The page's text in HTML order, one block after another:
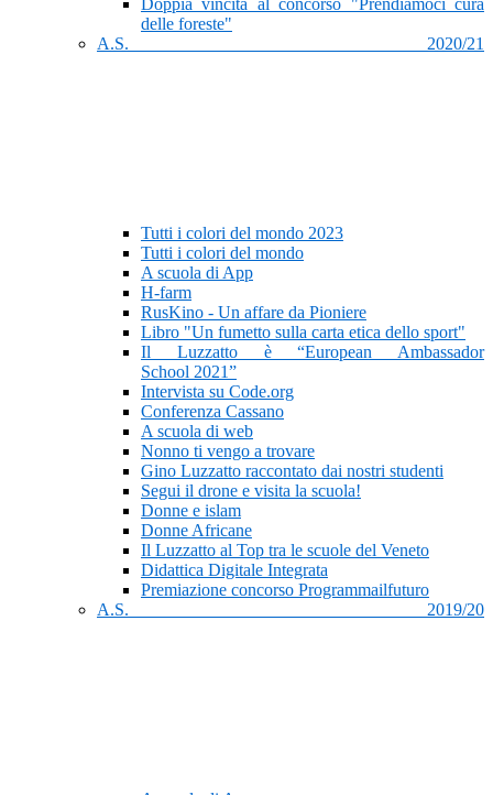
Doppia vincita al concorso "Prendiamoci cura
delle foreste"
A.S. 2020/21
Tutti i colori del mondo 2023
Tutti i colori del mondo
A scuola di App
H-farm
RusKino - Un affare da Pioniere
Libro "Un fumetto sulla carta etica dello sport"
Il Luzzatto è “European Ambassador
School 2021”
Intervista su Code.org
Conferenza Cassano
A scuola di web
Nonno ti vengo a trovare
Gino Luzzatto raccontato dai nostri studenti
Segui il drone e visita la scuola!
Donne e islam
Donne Africane
Il Luzzatto al Top tra le scuole del Veneto
Didattica Digitale Integrata
Premiazione concorso Programmailfuturo
A.S. 2019/20